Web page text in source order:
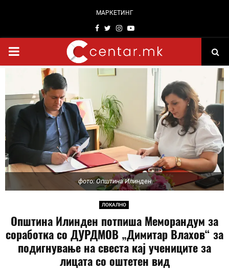
МАРКЕТИНГ
Facebook
TwitterInstagram
Youtube
PRIMARY
MENU
фото: Општина Илинден
ЛОКАЛНО
Општина Илинден потпиша Меморандум за
соработка со ДУРДМОВ „Димитар Влахов“ за
подигнување на свеста кај учениците за
лицата со оштетен вид